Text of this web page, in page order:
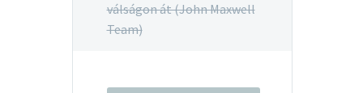
válságon át (John Maxwell
Team)